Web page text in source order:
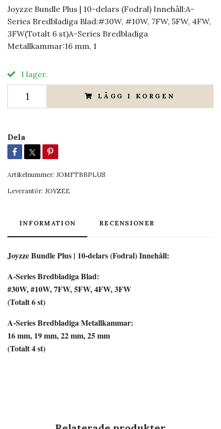
Joyzze Bundle Plus | 10-delars (Fodral) Innehåll:A-
Series Bredbladiga Blad:#30W, #10W, 7FW, 5FW, 4FW,
3FW(Totalt 6 st)A-Series Bredbladiga
Metallkammar:16 mm, 1
I lager.
LÄGG I KORGEN
Dela
Artikelnummer: JOMFTBBPLUS
Leverantör: JOYZEE
INFORMATION RECENSIONER
Joyzze Bundle Plus | 10-delars (Fodral) Innehåll:
A-Series Bredbladiga Blad:
#30W, #10W, 7FW, 5FW, 4FW, 3FW
(Totalt 6 st)
A-Series Bredbladiga Metallkammar:
16 mm, 19 mm, 22 mm, 25 mm
(Totalt 4 st)